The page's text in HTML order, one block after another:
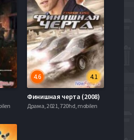
4.1
4.6
Финишная черта (2008)
Драма, 2021, 720hd, mobilen